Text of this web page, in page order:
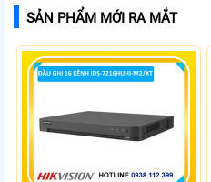
SẢN PHẨM MỚI RA MẮT